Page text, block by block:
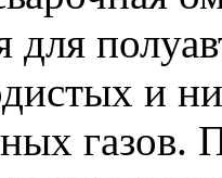
для
и
газов.